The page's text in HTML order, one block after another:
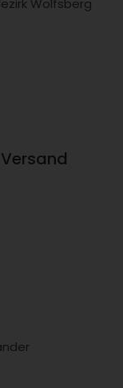
Wolfsberg